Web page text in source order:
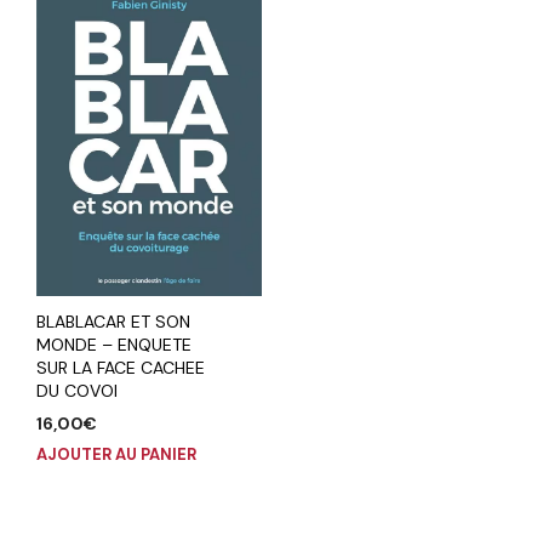
BLABLACAR ET SON
MONDE – ENQUETE
SUR LA FACE CACHEE
DU COVOI
16,00€
AJOUTER AU PANIER